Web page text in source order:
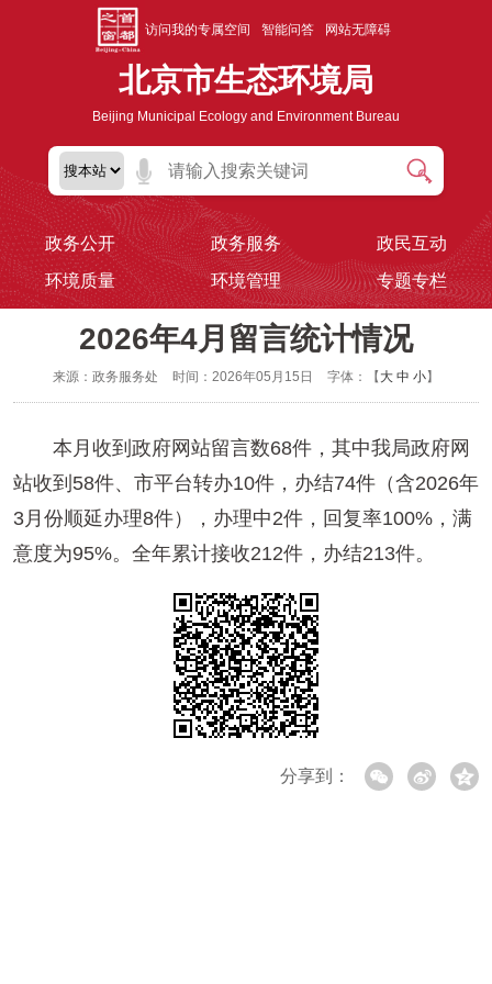
访问我的专属空间 智能问答 网站无障碍
北京市生态环境局
Beijing Municipal Ecology and Environment Bureau
政务公开 政务服务
政民互动
环境质量
环境管理 专题专栏
2026年4月留言统计情况
来源：政务服务处 时间：2026年05月15日 字体：【 大 中 小】
本月收到政府网站留言数68件，其中我局政府网
站收到58件、市平台转办10件，办结74件（含2026年
3月份顺延办理8件），办理中2件，回复率100%，满
意度为95%。全年累计接收212件，办结213件。
分享到：